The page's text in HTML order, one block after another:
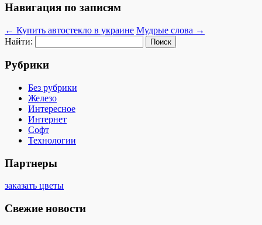
Навигация по записям
← Купить автостекло в украине Мудрые слова →
Найти:
Рубрики
Без рубрики
Железо
Интересное
Интернет
Софт
Технологии
Партнеры
заказать цветы
Свежие новости